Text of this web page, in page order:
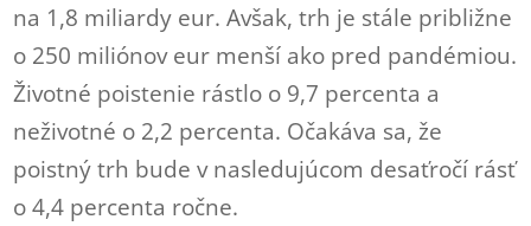
na 1,8 miliardy eur. Avšak, trh je stále približne
o 250 miliónov eur menší ako pred pandémiou.
Životné poistenie rástlo o 9,7 percenta a
neživotné o 2,2 percenta. Očakáva sa, že
poistný trh bude v nasledujúcom desaťročí rásť
o 4,4 percenta ročne.